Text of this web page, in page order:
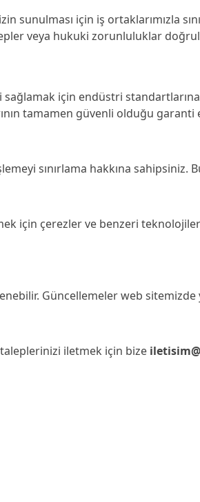
sunulması için iş ortaklarımızla
veya hukuki zorunluluklar
için endüstri
tamamen güvenli olduğu garanti
sınırlama hakkına sahipsiniz.
için çerezler ve benzeri
Güncellemeler web
taleplerinizi iletmek için bize